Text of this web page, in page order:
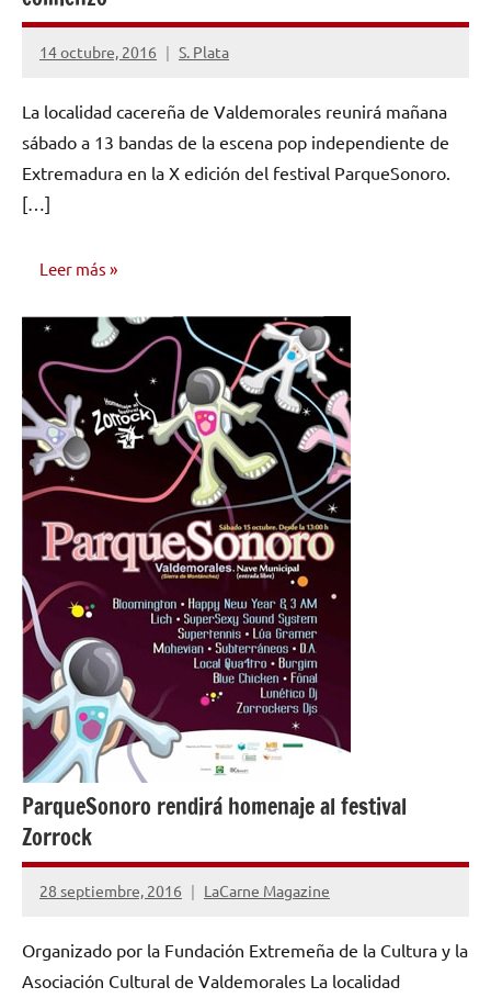
14 octubre, 2016 S. Plata
No
comentarios
La localidad cacereña de Valdemorales reunirá mañana
sábado a 13 bandas de la escena pop independiente de
Extremadura en la X edición del festival ParqueSonoro.
[…]
Leer más
NOTICIAS
ParqueSonoro rendirá homenaje al festival
Zorrock
28 septiembre, 2016 LaCarne Magazine
No
comentarios
Organizado por la Fundación Extremeña de la Cultura y la
Asociación Cultural de Valdemorales La localidad